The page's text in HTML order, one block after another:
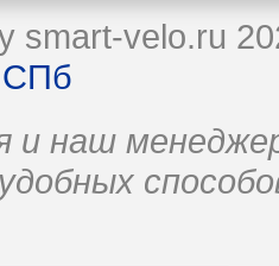
smart-velo.ru
и наш